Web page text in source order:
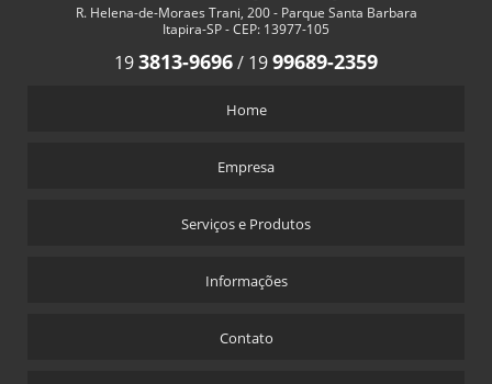
R. Helena-de-Moraes Trani, 200 - Parque Santa Barbara
Itapira-SP - CEP: 13977-105
193813-9696/ 1999689-2359
Home
Empresa
Serviços e Produtos
Informações
Contato